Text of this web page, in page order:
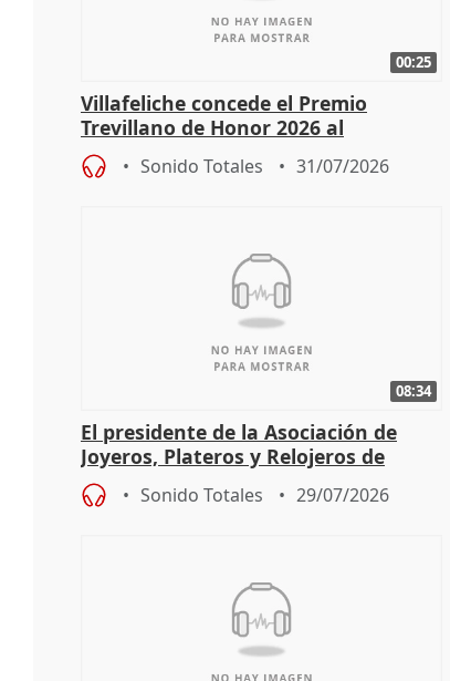
00:25
Villafeliche concede el Premio
Trevillano de Honor 2026 al
periodista Xabier Fortes
Sonido Totales 31/07/2026
08:34
El presidente de la Asociación de
Joyeros, Plateros y Relojeros de
Córdoba celebra la IGP
Sonido Totales 29/07/2026